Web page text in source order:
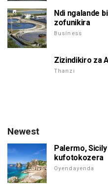
Ndi ngalande
zofunikira
Business
Zizindikiro za
Thanzi
Newest
Palermo,
kufotokozera
Oyendayenda